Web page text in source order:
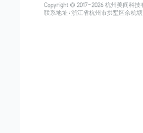
Copyright © 2017-2026杭州美间科技
联系地址：浙江省杭州市拱墅区余杭